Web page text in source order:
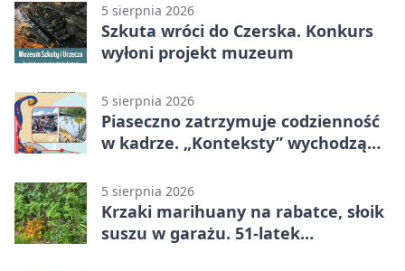
5 sierpnia 2026
Szkuta wróci do Czerska. Konkurs
wyłoni projekt muzeum
5 sierpnia 2026
Piaseczno zatrzymuje codzienność
w kadrze. „Konteksty” wychodzą
5 sierpnia 2026
Krzaki marihuany na rabatce, słoik
suszu w garażu. 51-latek